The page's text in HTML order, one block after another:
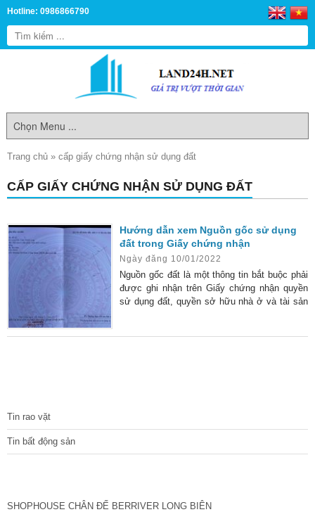
Hotline: 0986866790
Trang chủ » cấp giấy chứng nhận sử dụng đất
CẤP GIẤY CHỨNG NHẬN SỬ DỤNG ĐẤT
Hướng dẫn xem Nguồn gốc sử dụng
đất trong Giấy chứng nhận
Ngày đăng 10/01/2022
Nguồn gốc đất là một thông tin bắt buộc phải
được ghi nhận trên Giấy chứng nhận quyền
sử dụng đất, quyền sở hữu nhà ở và tài sản
Tin rao vặt
Tin bất động sản
SHOPHOUSE CHÂN ĐẾ BERRIVER LONG BIÊN